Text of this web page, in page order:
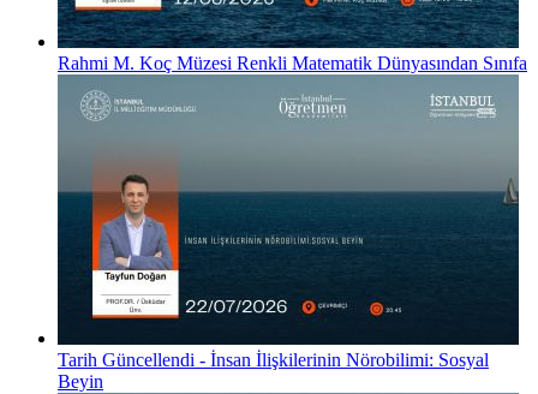
Rahmi M. Koç Müzesi Renkli Matematik Dünyasından Sınıfa
Tarih Güncellendi - İnsan İlişkilerinin Nörobilimi: Sosyal
Beyin